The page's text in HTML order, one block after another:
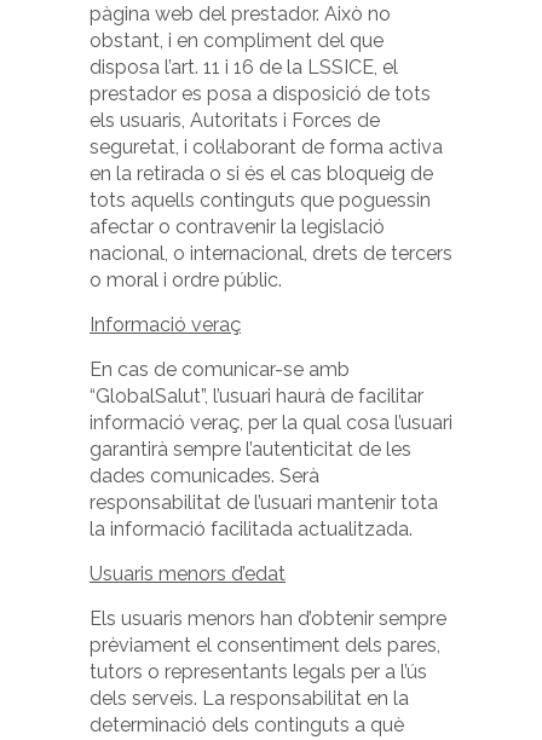
pàgina web del prestador. Això no
obstant, i en compliment del que
disposa l’art. 11 i 16 de la LSSICE, el
prestador es posa a disposició de tots
els usuaris, Autoritats i Forces de
seguretat, i col·laborant de forma activa
en la retirada o si és el cas bloqueig de
tots aquells continguts que poguessin
afectar o contravenir la legislació
nacional, o internacional, drets de tercers
o moral i ordre públic.
Informació veraç
En cas de comunicar-se amb
“GlobalSalut”, l’usuari haurà de facilitar
informació veraç, per la qual cosa l’usuari
garantirà sempre l’autenticitat de les
dades comunicades. Serà
responsabilitat de l’usuari mantenir tota
la informació facilitada actualitzada.
Usuaris menors d’edat
Els usuaris menors han d’obtenir sempre
prèviament el consentiment dels pares,
tutors o representants legals per a l’ús
dels serveis. La responsabilitat en la
determinació dels continguts a què